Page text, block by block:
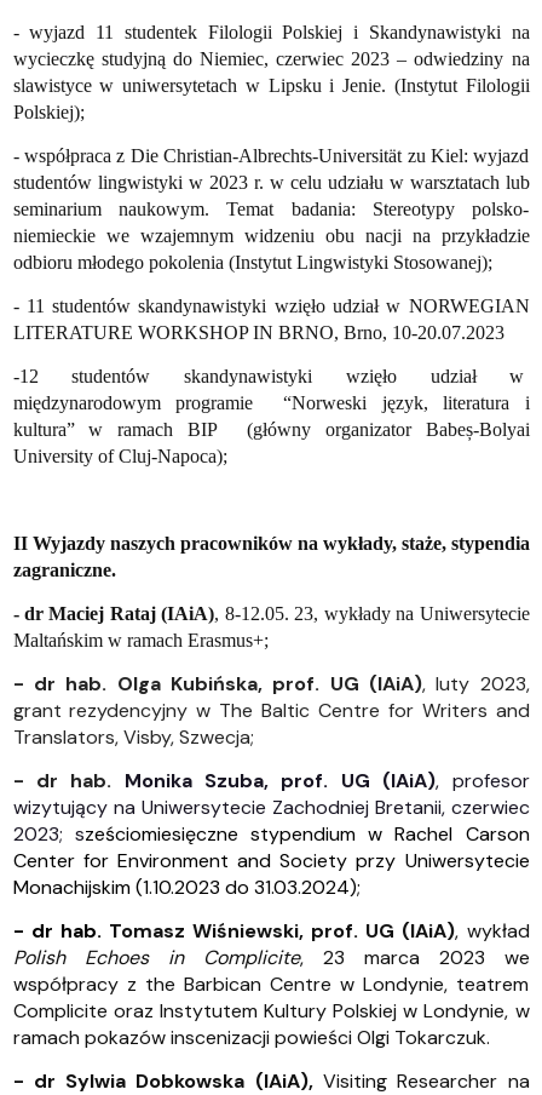
- wyjazd 11 studentek Filologii Polskiej i Skandynawistyki na
wycieczkę studyjną do Niemiec, czerwiec 2023 – odwiedziny na
slawistyce w uniwersytetach w Lipsku i Jenie. (Instytut Filologii
Polskiej);
- współpraca z Die Christian-Albrechts-Universität zu Kiel: wyjazd
studentów lingwistyki w 2023 r. w celu udziału w warsztatach lub
seminarium naukowym. Temat badania: Stereotypy polsko-
niemieckie we wzajemnym widzeniu obu nacji na przykładzie
odbioru młodego pokolenia (Instytut Lingwistyki Stosowanej);
- 11 studentów skandynawistyki wzięło udział w NORWEGIAN
LITERATURE WORKSHOP IN BRNO, Brno, 10-20.07.2023
-12 studentów skandynawistyki wzięło udział w
międzynarodowym programie “Norweski język, literatura i
kultura” w ramach BIP (główny organizator Babeș-Bolyai
University of Cluj-Napoca);
II Wyjazdy naszych pracowników na wykłady, staże, stypendia
zagraniczne.
- dr Maciej Rataj (IAiA), 8-12.05. 23, wykłady na Uniwersytecie
Maltańskim w ramach Erasmus+;
- dr hab. Olga Kubińska, prof. UG (IAiA), luty 2023,
grant rezydencyjny w The Baltic Centre for Writers and
Translators, Visby, Szwecja;
- dr hab. Monika Szuba, prof. UG (IAiA), profesor
wizytujący na Uniwersytecie Zachodniej Bretanii, czerwiec
2023; sześciomiesięczne stypendium w Rachel Carson
Center for Environment and Society przy Uniwersytecie
Monachijskim (1.10.2023 do 31.03.2024);
- dr hab. Tomasz Wiśniewski, prof. UG (IAiA), wykład
Polish Echoes in
Complicite, 23 marca 2023 we
współpracy z the Barbican Centre w Londynie, teatrem
Complicite oraz Instytutem Kultury Polskiej w Londynie, w
ramach pokazów inscenizacji powieści Olgi Tokarczuk.
- dr Sylwia Dobkowska (IAiA),Visiting Researcher na